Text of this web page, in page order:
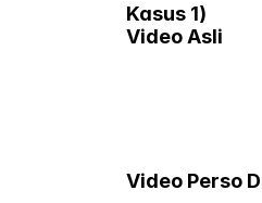
Kasus 1)
Video Asli
Video Perso